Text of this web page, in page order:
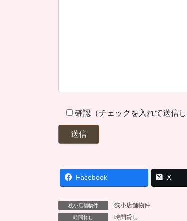
確認（チェックを入れて送信し
Facebook X
狭小店舗物件 狭小店舗物件
時間貸し 時間貸し